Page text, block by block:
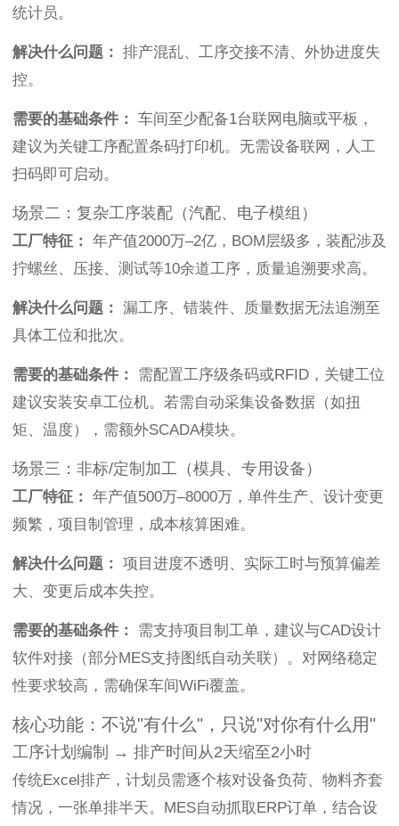
统计员。
解决什么问题：
排产混乱、工序交接不清、外协进度失
控。
需要的基础条件：
车间至少配备1台联网电脑或平板，
建议为关键工序配置条码打印机。无需设备联网，人工
扫码即可启动。
场景二：复杂工序装配（汽配、电子模组）
工厂特征：
年产值2000万–2亿，BOM层级多，装配涉及
拧螺丝、压接、测试等10余道工序，质量追溯要求高。
解决什么问题：
漏工序、错装件、质量数据无法追溯至
具体工位和批次。
需要的基础条件：
需配置工序级条码或RFID，关键工位
建议安装安卓工位机。若需自动采集设备数据（如扭
矩、温度），需额外SCADA模块。
场景三：非标/定制加工（模具、专用设备）
工厂特征：
年产值500万–8000万，单件生产、设计变更
频繁，项目制管理，成本核算困难。
解决什么问题：
项目进度不透明、实际工时与预算偏差
大、变更后成本失控。
需要的基础条件：
需支持项目制工单，建议与CAD设计
软件对接（部分MES支持图纸自动关联）。对网络稳定
性要求较高，需确保车间WiFi覆盖。
核心功能：不说"有什么"，只说"对你有什么用"
工序计划编制 → 排产时间从2天缩至2小时
传统Excel排产，计划员需逐个核对设备负荷、物料齐套
情况，一张单排半天。MES自动抓取ERP订单，结合设